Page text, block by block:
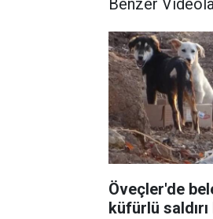
Benzer
Öveçler'de
küfürlü